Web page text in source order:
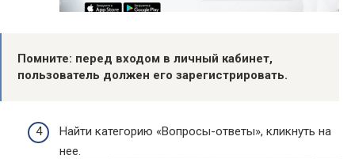
Помните: перед входом в личный кабинет,
пользователь должен его зарегистрировать.
Найти категорию «Вопросы-ответы», кликнуть на
нее.